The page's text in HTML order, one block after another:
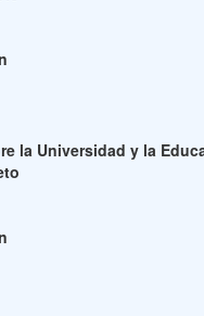
la Universidad y la